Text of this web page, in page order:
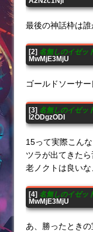
最後の神話枠は
[2] 名無しのイゼッ
MwMjE3MjU
ゴールドソーサ
[3] 名無しのイゼッ
I2ODgzODI
15って実際こん
ツラが出てきたら
老ノクトは良い
[4] 名無しのイゼッ
MwMjE3MjU
あ、勝ったとき